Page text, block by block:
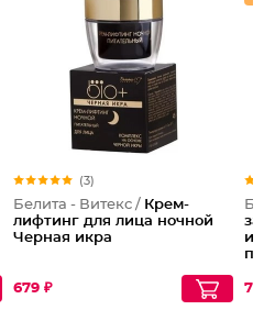
(3)
Белита - Витекс / Крем-
лифтинг для лица ночной
Черная икра
679 ₽
и